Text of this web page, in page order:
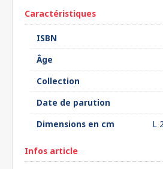
Caractéristiques
ISBN
Âge
Collection
Date de parution
Dimensions en cm
L
Infos article